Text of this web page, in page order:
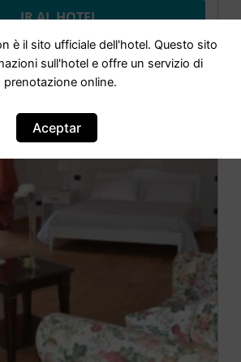
IR AL HOTEL
è il sito ufficiale dell'hotel. Questo sito
sull'hotel e offre un servizio di
prenotazione online.
Aceptar